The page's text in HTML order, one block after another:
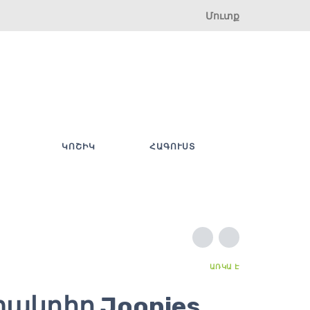
Մուտք
ԿՈՇԻԿ ՀԱԳՈՒՍՏ
ԱՌԿԱ Է